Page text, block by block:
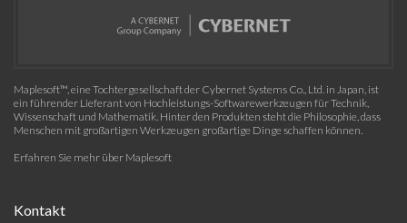
Maplesoft™, eine Tochtergesellschaft der Cybernet Systems Co., Ltd. in Japan, ist
ein führender Lieferant von Hochleistungs-Softwarewerkzeugen für Technik,
Wissenschaft und Mathematik. Hinter den Produkten steht die Philosophie, dass
Menschen mit großartigen Werkzeugen großartige Dinge schaffen können.
Erfahren Sie mehr über Maplesoft
Kontakt